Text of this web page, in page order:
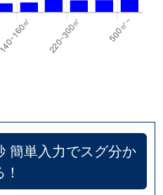
簡単入力でスグ分か